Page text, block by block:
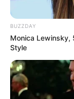
BUZZDAY
Monica Lewinsky,
Style